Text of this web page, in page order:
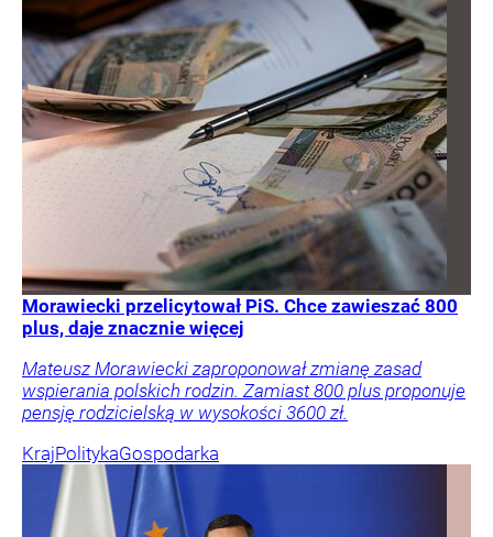
Morawiecki przelicytował PiS. Chce zawieszać 800
plus, daje znacznie więcej
Mateusz Morawiecki zaproponował zmianę zasad
wspierania polskich rodzin. Zamiast 800 plus proponuje
pensję rodzicielską w wysokości 3600 zł.
KrajPolitykaGospodarka